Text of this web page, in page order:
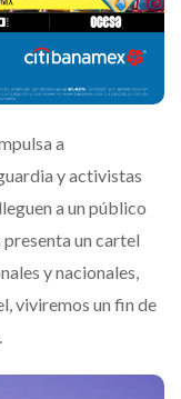
a
y activistas
a un público
presenta un cartel
y nacionales,
viviremos un fin de